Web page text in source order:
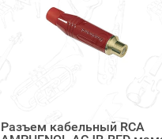
Разъем кабельный RCA